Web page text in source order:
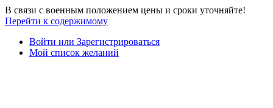
В связи с военным положением цены и сроки уточняйте!
Перейти к содержимому
Войти или Зарегистрироваться
Мой список желаний